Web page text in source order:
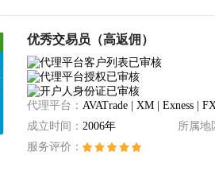
优秀交易员（高返佣）
代理平台： AVATrade | XM | Exness |
成立时间： 2006年 所属地
服务评价：